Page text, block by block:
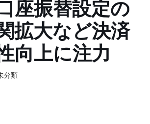
座振替設定の
拡大など決済
向上に注力
分類